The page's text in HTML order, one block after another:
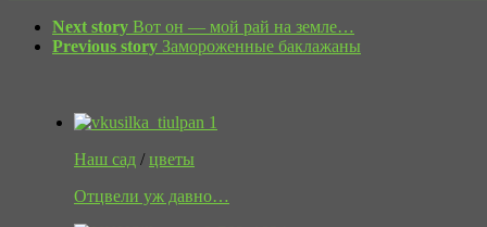
Next story Вот он — мой рай на земле…
Previous story Замороженные баклажаны
Наш сад /цветы
Отцвели уж давно…